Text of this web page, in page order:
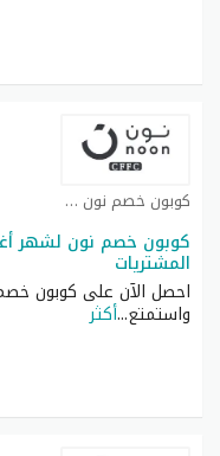
كوبون خصم نون كوبون
المشتريات
واستمتع...أكثر